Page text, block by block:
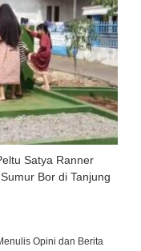
Satya Ranner
Bor di Tanjung
Opini dan Berita